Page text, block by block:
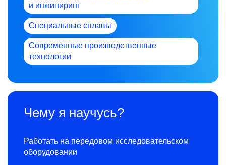
и инжиниринг
Специальные сплавы
Современные производственные
технологии
Чему я научусь?
Работать на передовом исследовательском
оборудовании